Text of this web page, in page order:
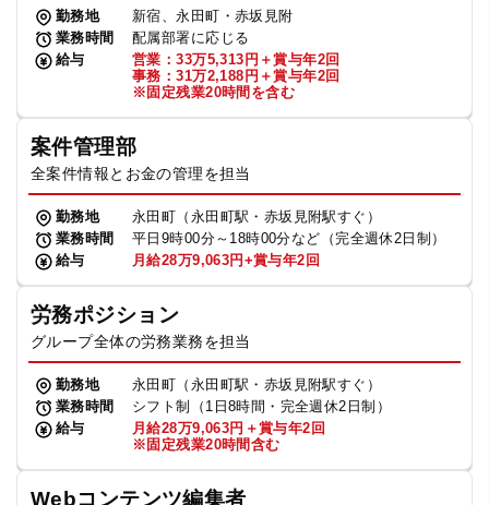
勤務地
新宿、永田町・赤坂見附
業務時間
配属部署に応じる
給与
営業：33万5,313円＋賞与年2回
事務：31万2,188円＋賞与年2回
※固定残業20時間を含む
案件管理部
全案件情報とお金の管理を担当
勤務地
永田町（永田町駅・赤坂見附駅すぐ）
業務時間
平日9時00分～18時00分など（完全週休2日制）
給与
月給28万9,063円+賞与年2回
労務ポジション
グループ全体の労務業務を担当
勤務地
永田町（永田町駅・赤坂見附駅すぐ）
業務時間
シフト制（1日8時間・完全週休2日制）
給与
月給28万9,063円＋賞与年2回
※固定残業20時間含む
Webコンテンツ編集者